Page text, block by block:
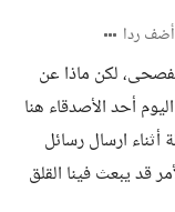
أضف ردا
لكن ماذا عن
أحد الأصدقاء هنا
أثناء ارسال رسائل
قد يبعث فينا القلق